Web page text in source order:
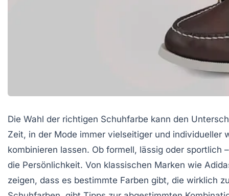
Die Wahl der richtigen Schuhfarbe kann den
Zeit, in der Mode immer vielseitiger und individueller
kombinieren lassen. Ob formell, lässig oder
die Persönlichkeit. Von klassischen Marken wie
zeigen, dass es bestimmte Farben gibt, die wirklich